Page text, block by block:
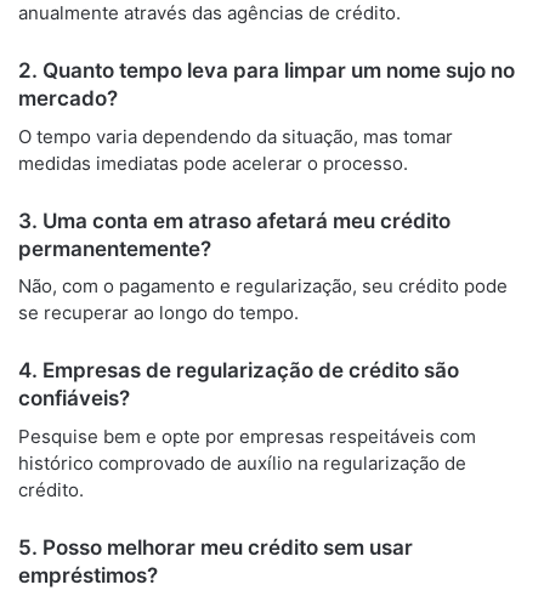
anualmente através das agências de crédito.
2. Quanto tempo leva para limpar um nome sujo no
mercado?
O tempo varia dependendo da situação, mas tomar
medidas imediatas pode acelerar o processo.
3. Uma conta em atraso afetará meu crédito
permanentemente?
Não, com o pagamento e regularização, seu crédito pode
se recuperar ao longo do tempo.
4. Empresas de regularização de crédito são
confiáveis?
Pesquise bem e opte por empresas respeitáveis ​​com
histórico comprovado de auxílio na regularização de
crédito.
5. Posso melhorar meu crédito sem usar
empréstimos?